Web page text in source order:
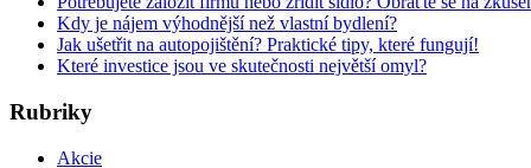
Kdy je nájem výhodnější než vlastní bydlení?
Jak ušetřit na autopojištění? Praktické tipy, které fungují!
Které investice jsou ve skutečnosti největší omyl?
Rubriky
Akcie